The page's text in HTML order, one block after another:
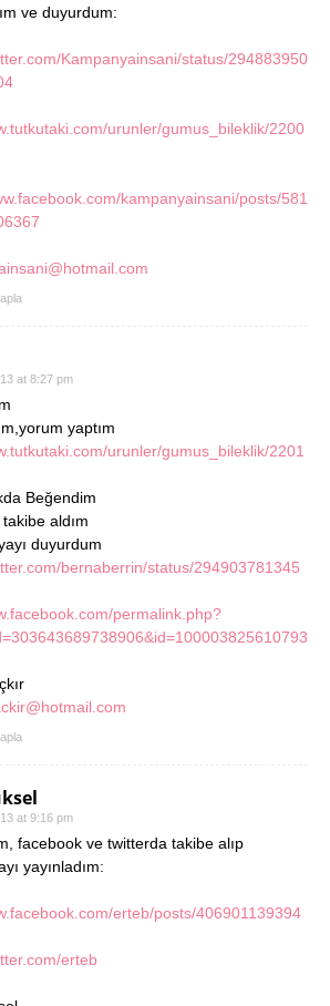
ve duyurdum:
Kampanyainsani/status/294883950
urunler/gumus_bileklik/2200
kampanyainsani/posts/581
at 8:27 pm
yaptım
urunler/gumus_bileklik/2201
Beğendim
aldım
duyurdum
bernaberrin/status/294903781345
permalink.php?
at 9:16 pm
facebook ve twitterda takibe alıp
yayınladım:
erteb/posts/406901139394
erteb